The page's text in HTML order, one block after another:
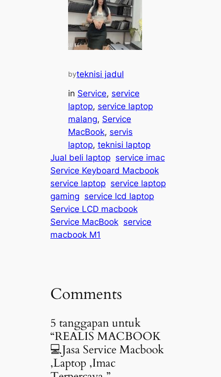
byteknisi jadul
in Service, service
laptop, service laptop
malang, Service
MacBook, servis
laptop, teknisi laptop
Jual beli laptop service imac
Service Keyboard Macbook
service laptop service laptop
gaming service lcd laptop
Service LCD macbook
Service MacBook service
macbook M1
Comments
5 tanggapan untuk
“REALIS MACBOOK
💻Jasa Service Macbook
,Laptop ,Imac